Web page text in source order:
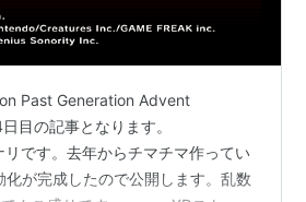
Past Generation Advent
目の記事となります。
です。去年からチマチマ作ってい
化が完成したので公開します。乱数